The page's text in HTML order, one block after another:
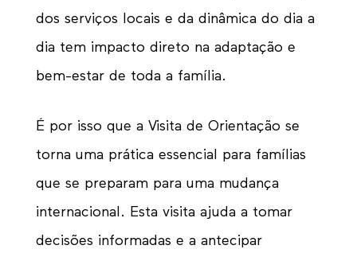
dos serviços locais e da dinâmica do dia a
dia tem impacto direto na adaptação e
bem-estar de toda a família.
É por isso que a Visita de Orientação se
torna uma prática essencial para famílias
que se preparam para uma mudança
internacional. Esta visita ajuda a tomar
decisões informadas e a antecipar